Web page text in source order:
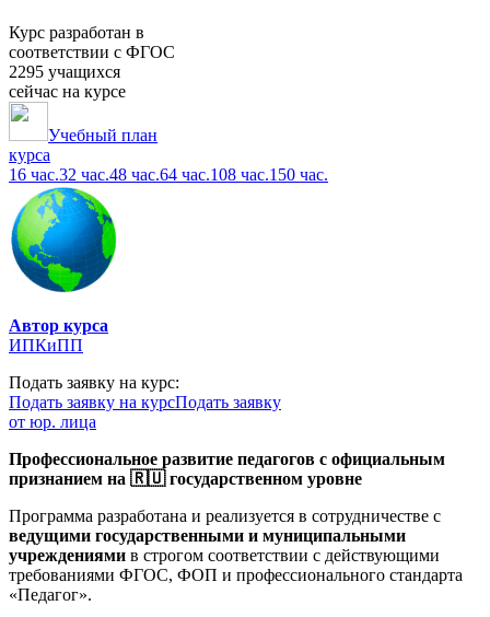
Курс разработан в
соответствии с ФГОС
2295 учащихся
сейчас на курсе
Учебный план
курса
16 час.32 час.48 час.64 час.108 час.150 час.
Автор курса
ИПКиПП
Подать заявку на курс:
Подать заявку на курсПодать заявку
от юр. лица
Профессиональное развитие педагогов с официальным
признанием на 🇷🇺 государственном уровне
Программа разработана и реализуется в сотрудничестве с
ведущими государственными и муниципальными
учреждениями в строгом соответствии с действующими
требованиями ФГОС, ФОП и профессионального стандарта
«Педагог».